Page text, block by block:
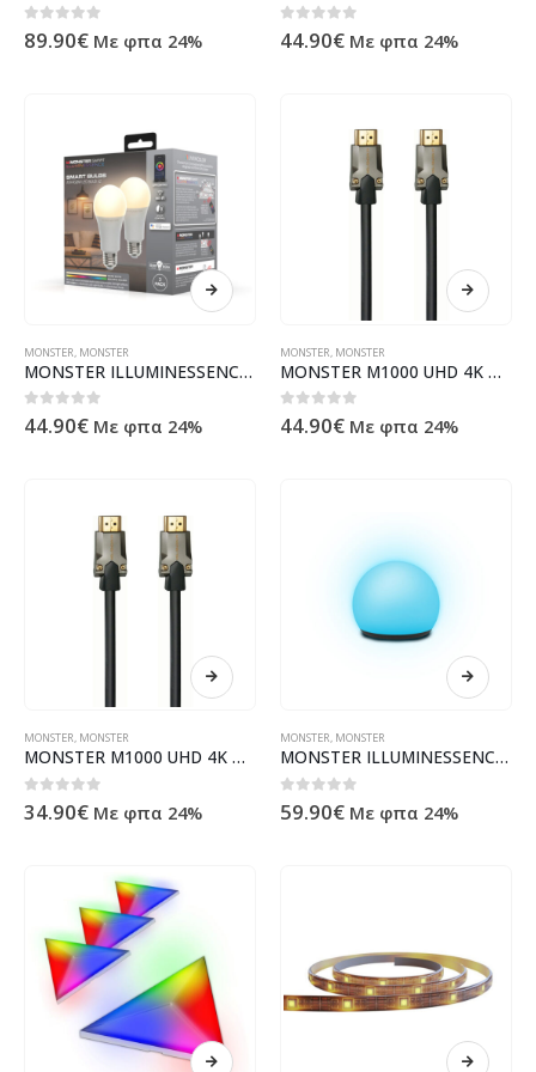
0out of 5
89.90€ Με φπα 24% 0out of 5
44.90€ Με φπα 24%
MONSTER MONSTER
MONSTER ILLUMINESSENCE SMART PACK 2 LAMPS LED A19 E27
0out of 5
44.90€ Με φπα 24%
MONSTER MONSTER
MONSTER M1000 UHD 4K HDR 22.5GBPS HDMI CABLE 3M
0out of 5
44.90€ Με φπα 24%
MONSTER, MONSTER
MONSTER M1000 UHD 4K HDR 22.5GBPS HDMI CABLE 1,5M
0out of 5
34.90€ Με φπα 24%
MONSTER, MONSTER
MONSTER ILLUMINESSENCE SMART ORB PORTABLE INTERNAL / EXTERNAL
0out of 5
59.90€ Με φπα 24%